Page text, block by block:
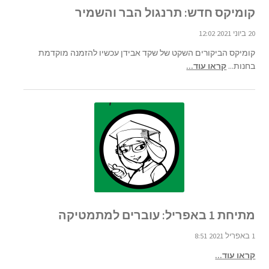
קומיקס חדש: תרנגול הבר והשמיר
20 ביוני 2021 12:02
קומיקס הביקורים השקט של שקד אבידן עכשיו להזמנה מוקדמת
בחנות... קראו עוד...
מתיחת 1 באפריל: עוברים למתמטיקה
1 באפריל 2021 8:51
קראו עוד...